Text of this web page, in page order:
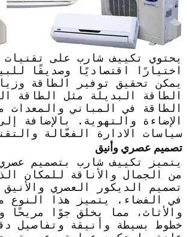
يحتوي تكييف شارب على تقنيات
اختيارًا اقتصاديًا وصديقًا
يمكن تحقيق توفير الطاقة
الطاقة البديلة مثل الطاقة
الطاقة في المباني والمعدات
الإضاءة والتهوية. بالإضافة
سياسات الادارة الفعّالة
تصميم عصري وأنيق
يتميز تكييف شارب بتصميم
من الجمال والأناقة للمكان
تصميم الديكور العصري
في الفضاء. يتميز هذا النوع
والأثاث، مما يخلق جوًا
خطوط بسيطة وأنيقة وتفاصيل